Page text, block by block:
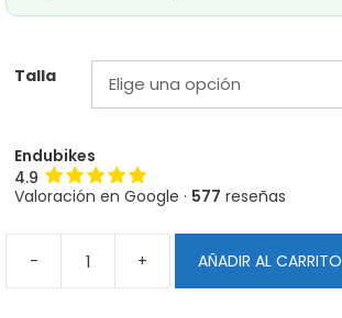
Talla
Endubikes
4.9
Valoración en Google · 577 reseñas
-
Calcetines
ONEUP
+ AÑADIR AL CARRITO